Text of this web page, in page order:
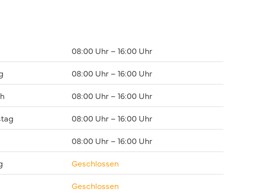
08:00 Uhr – 16:00 Uhr
08:00 Uhr – 16:00 Uhr
08:00 Uhr – 16:00 Uhr
08:00 Uhr – 16:00 Uhr
08:00 Uhr – 16:00 Uhr
Geschlossen
Geschlossen